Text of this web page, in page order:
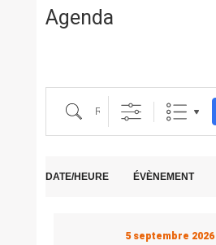
Agenda
Recherche
DATE/HEURE ÉVÈNEMENT
5 septembre 2026